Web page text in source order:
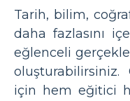
Tarih, bilim,
daha fazlasını
eğlenceli
için hem eğitici